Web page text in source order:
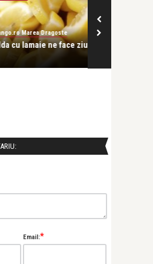
Dragoste
ne face ziua mai
Email:*